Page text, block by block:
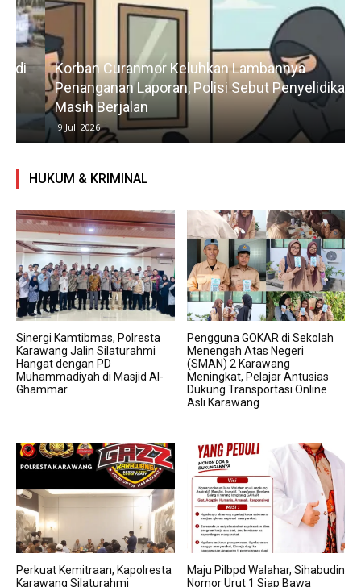
Korban Curanmor Keluhkan Lambannya
Penanganan Laporan, Polisi Sebut Penyelidikan
Masih Berjalan
9 Juli 2026
HUKUM & KRIMINAL
Sinergi Kamtibmas, Polresta
Karawang Jalin Silaturahmi
Hangat dengan PD
Muhammadiyah di Masjid Al-
Ghammar
Pengguna GOKAR di Sekolah
Menengah Atas Negeri
(SMAN) 2 Karawang
Meningkat, Pelajar Antusias
Dukung Transportasi Online
Asli Karawang
Perkuat Kemitraan, Kapolresta
Karawang Silaturahmi
Maju Pilbpd Walahar, Sihabudin
Nomor Urut 1 Siap Bawa